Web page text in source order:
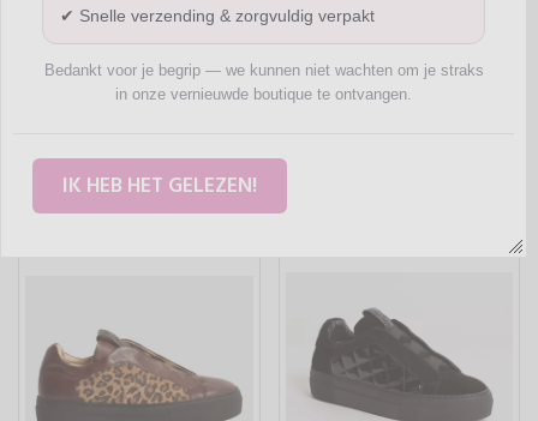
Sorteer op:
Items:
✔ Snelle verzending & zorgvuldig verpakt
Bedankt voor je begrip — we kunnen niet wachten om je straks
in onze vernieuwde boutique te ontvangen.
IK HEB HET GELEZEN!